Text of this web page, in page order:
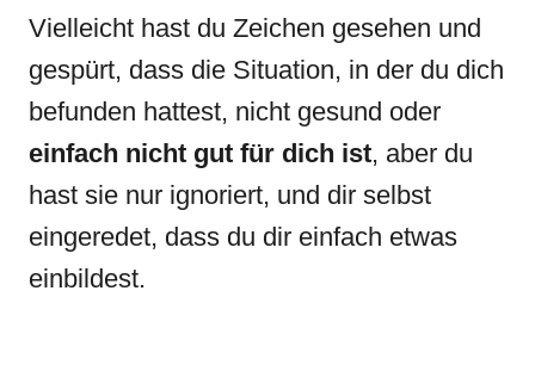
Vielleicht hast du Zeichen gesehen und
gespürt, dass die Situation, in der du dich
befunden hattest, nicht gesund oder
einfach nicht gut für dich ist, aber du
hast sie nur ignoriert, und dir selbst
eingeredet, dass du dir einfach etwas
einbildest.